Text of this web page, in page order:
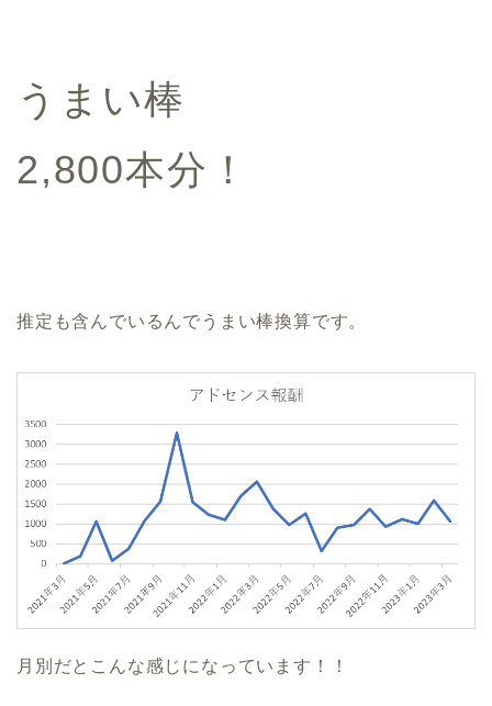
うまい棒
2,800本分！
推定も含んでいるんでうまい棒換算です。
月別だとこんな感じになっています！！